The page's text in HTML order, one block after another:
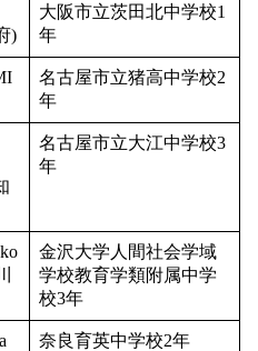
)
大阪市立茨田北中学校1
年
名古屋市立猪高中学校2
年
名古屋市立大江中学校3
年
金沢大学人間社会学域
学校教育学類附属中学
校3年
奈良育英中学校2年